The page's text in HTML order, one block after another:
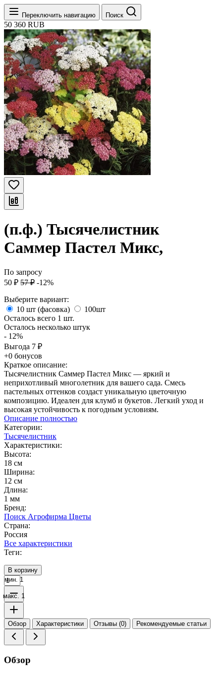
Переключить навигацию Поиск
50 360 RUB
(п.ф.) Тысячелистник
Саммер Пастел Микс,
По запросу
50 ₽ 57 ₽ -12%
Выберите вариант:
10 шт (фасовка)
100шт
Осталось всего 1 шт.
Осталось несколько штук
- 12%
Выгода 7 ₽
+0 бонусов
Краткое описание:
Тысячелистник Саммер Пастел Микс — яркий и
неприхотливый многолетник для вашего сада. Смесь
пастельных оттенков создаст уникальную цветочную
композицию. Идеален для клумб и букетов. Легкий уход и
высокая устойчивость к погодным условиям.
Описание полностью
Категории:
Тысячелистник
Характеристики:
Высота:
18 см
Ширина:
12 см
Длина:
1 мм
Бренд:
Поиск Агрофирма Цветы
Страна:
Россия
Все характеристики
Теги:
В корзину
мин. 1
макс. 1
Обзор Характеристики Отзывы (0) Рекомендуемые статьи
Обзор